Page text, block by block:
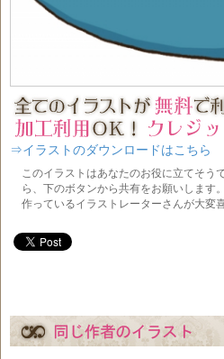
⇒イラストのダウンロードはこちら